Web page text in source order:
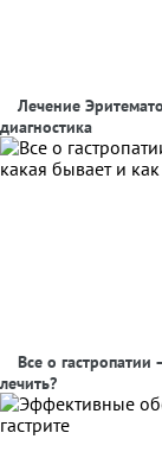
Лечение
диагностика
Все о гастропатии
лечить?